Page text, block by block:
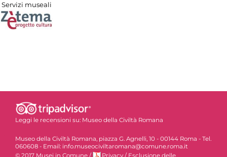
Servizi museali
Leggi le recensioni su: Museo della Civiltà Romana
Museo della Civiltà Romana, piazza G. Agnelli, 10 - 00144 Roma - Tel.
060608 - Email: info.museociviltaromana@comune.roma.it
© 2017 Musei in Comune / Privacy / Esclusione delle